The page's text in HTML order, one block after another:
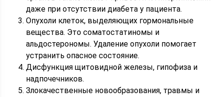
даже при отсутствии диабета у пациента.
Опухоли клеток, выделяющих гормональные
вещества. Это соматостатиномы и
альдостерономы. Удаление опухоли помогает
устранить опасное состояние.
Дисфункция щитовидной железы, гипофиза и
надпочечников.
Злокачественные новообразования, травмы и